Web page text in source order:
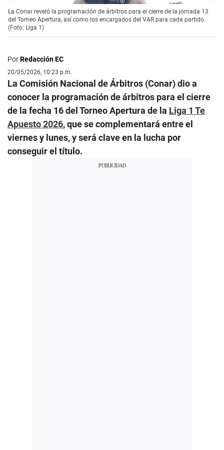
La Conar reveló la programación de árbitros para el cierre de la jornada 13
del Torneo Apertura, así como los encargados del VAR para cada partido.
(Foto: Liga 1)
PorRedacción EC
20/05/2026, 10:23 p.m.
La Comisión Nacional de Árbitros (Conar) dio a
conocer la programación de árbitros para el cierre
de la fecha 16 del Torneo Apertura de la Liga 1 Te
Apuesto 2026, que se complementará entre el
viernes y lunes, y será clave en la lucha por
conseguir el título.